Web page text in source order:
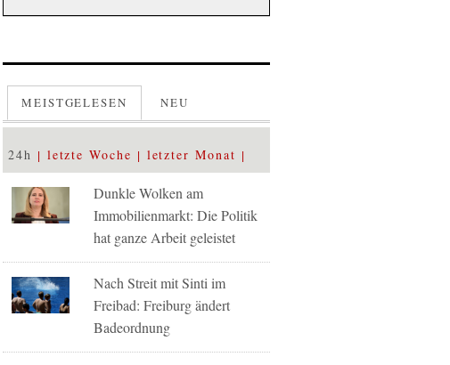
MEISTGELESEN NEU
24h letzte Woche letzter Monat
Dunkle Wolken am
Immobilienmarkt: Die Politik
hat ganze Arbeit geleistet
Nach Streit mit Sinti im
Freibad: Freiburg ändert
Badeordnung